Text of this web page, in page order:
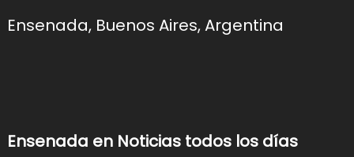
Ensenada, Buenos Aires, Argentina
Ensenada en Noticias todos los días